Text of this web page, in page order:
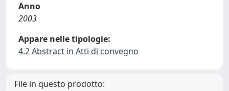
Anno
2003
Appare nelle tipologie:
4.2 Abstract in Atti di convegno
File in questo prodotto: